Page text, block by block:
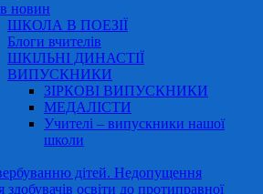
новин
ШКОЛА В ПОЕЗІЇ
Блоги вчителів
ШКІЛЬНІ ДИНАСТІЇ
ВИПУСКНИКИ
ЗІРКОВІ ВИПУСКНИКИ
МЕДАЛІСТИ
Учителі – випускники нашої
школи
дітей. Недопущення
здобувачів освіти до протиправної